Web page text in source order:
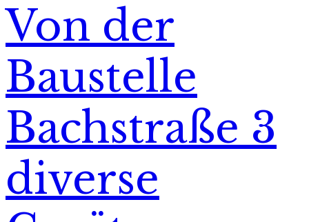
Von der
Baustelle
Bachstraße 3
diverse